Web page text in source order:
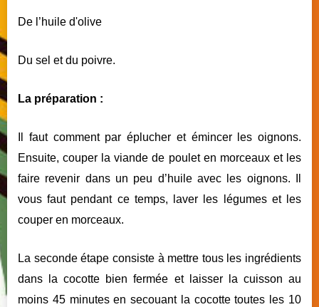
De l’huile d'olive
Du sel et du poivre.
La préparation :
Il faut comment par éplucher et émincer les oignons.
Ensuite, couper la viande de poulet en morceaux et les
faire revenir dans un peu d’huile avec les oignons. Il
vous faut pendant ce temps, laver les légumes et les
couper en morceaux.
La seconde étape consiste à mettre tous les ingrédients
dans la cocotte bien fermée et laisser la cuisson au
moins 45 minutes en secouant la cocotte toutes les 10